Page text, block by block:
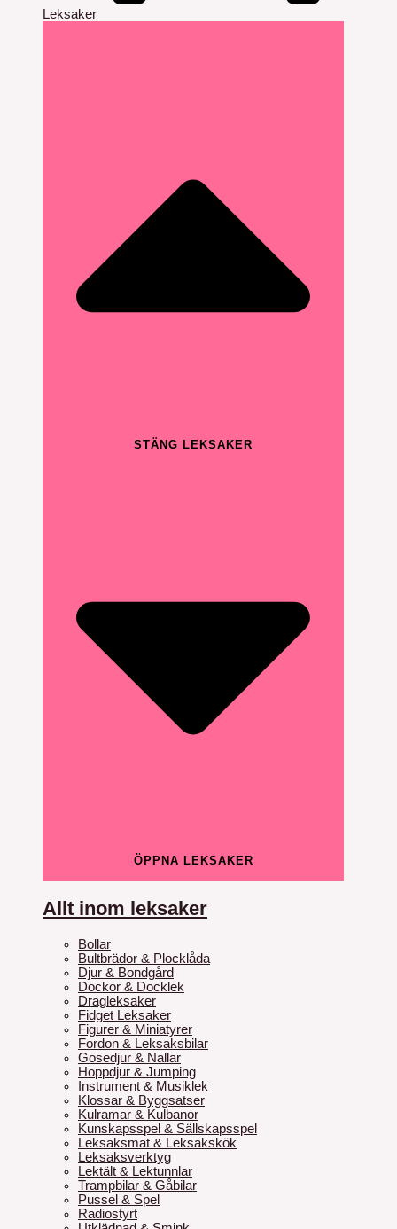
Leksaker
STÄNG LEKSAKER
ÖPPNA LEKSAKER
Allt inom leksaker
Bollar
Bultbrädor & Plocklåda
Djur & Bondgård
Dockor & Docklek
Dragleksaker
Fidget Leksaker
Figurer & Miniatyrer
Fordon & Leksaksbilar
Gosedjur & Nallar
Hoppdjur & Jumping
Instrument & Musiklek
Klossar & Byggsatser
Kulramar & Kulbanor
Kunskapsspel & Sällskapsspel
Leksaksmat & Leksakskök
Leksaksverktyg
Lektält & Lektunnlar
Trampbilar & Gåbilar
Pussel & Spel
Radiostyrt